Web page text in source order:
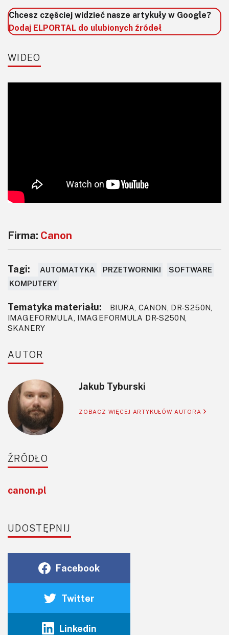
Chcesz częściej widzieć nasze artykuły w Google?
Dodaj ELPORTAL do ulubionych źródeł
WIDEO
Firma: Canon
Tagi: AUTOMATYKA PRZETWORNIKI
SOFTWARE
KOMPUTERY
Tematyka materiału:
BIURA, CANON, DR-S250N,
IMAGEFORMULA, IMAGEFORMULA DR-S250N,
SKANERY
AUTOR
Jakub Tyburski
ZOBACZ WIĘCEJ ARTYKUŁÓW AUTORA
ŹRÓDŁO
canon.pl
UDOSTĘPNIJ
Facebook
Twitter
Linkedin